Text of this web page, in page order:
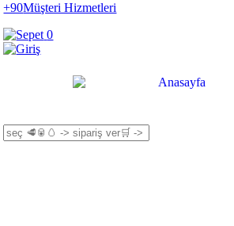
+90Müşteri Hizmetleri
0